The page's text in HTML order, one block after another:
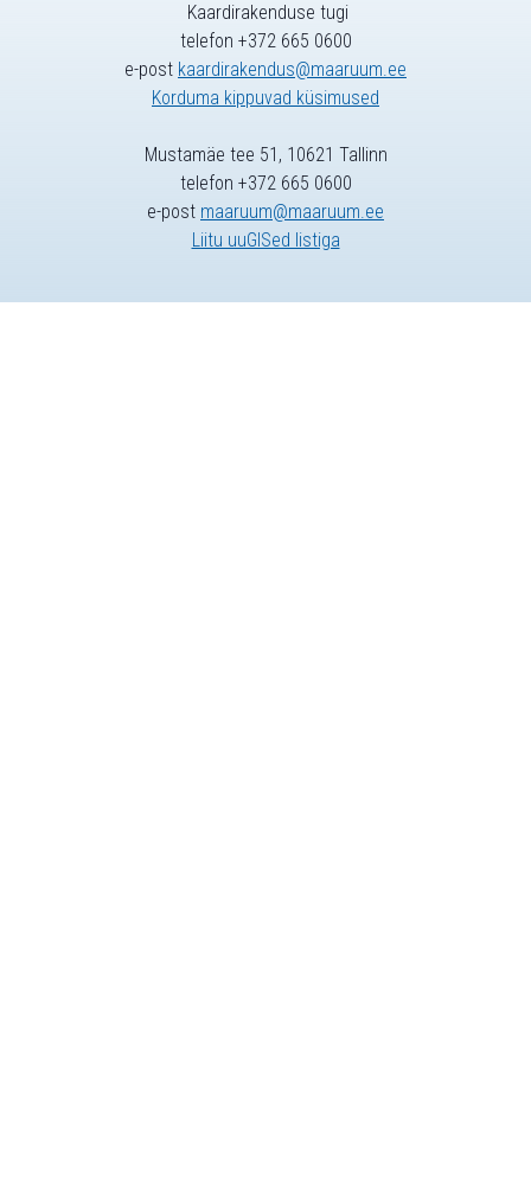
Kaardirakenduse tugi
telefon +372 665 0600
e-post kaardirakendus@maaruum.ee
Korduma kippuvad küsimused
Mustamäe tee 51, 10621 Tallinn
telefon +372 665 0600
e-post maaruum@maaruum.ee
Liitu uuGISed listiga